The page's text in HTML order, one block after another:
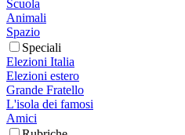
Scuola
Animali
Spazio
Speciali
Elezioni Italia
Elezioni estero
Grande Fratello
L'isola dei famosi
Amici